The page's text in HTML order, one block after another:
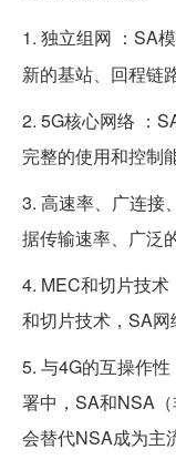
1. 独立组网 ：SA
新的基站、回程链
2. 5G核心网络 ：
完整的使用和控制
3. 高速率、广连接
据传输速率、广泛
4. MEC和切片技
和切片技术，SA网
5. 与4G的互操作
署中，SA和NSA
会替代NSA成为主